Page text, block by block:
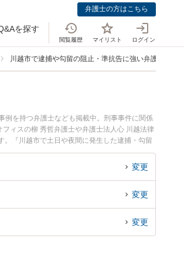
弁護士の方はこちら
を探す
閲覧履歴 マイリスト ログイン
川越市で逮捕や勾留の阻止・準抗告に強い弁護士
例を持つ弁護士なども掲載中。刑事事件に関係
ィスの柳 秀哲弁護士や弁護士法人心 川越法律
『川越市で土日や夜間に発生した逮捕・勾留
』『初回相談無料で逮捕・勾留の準抗告を法律
変更
変更
変更